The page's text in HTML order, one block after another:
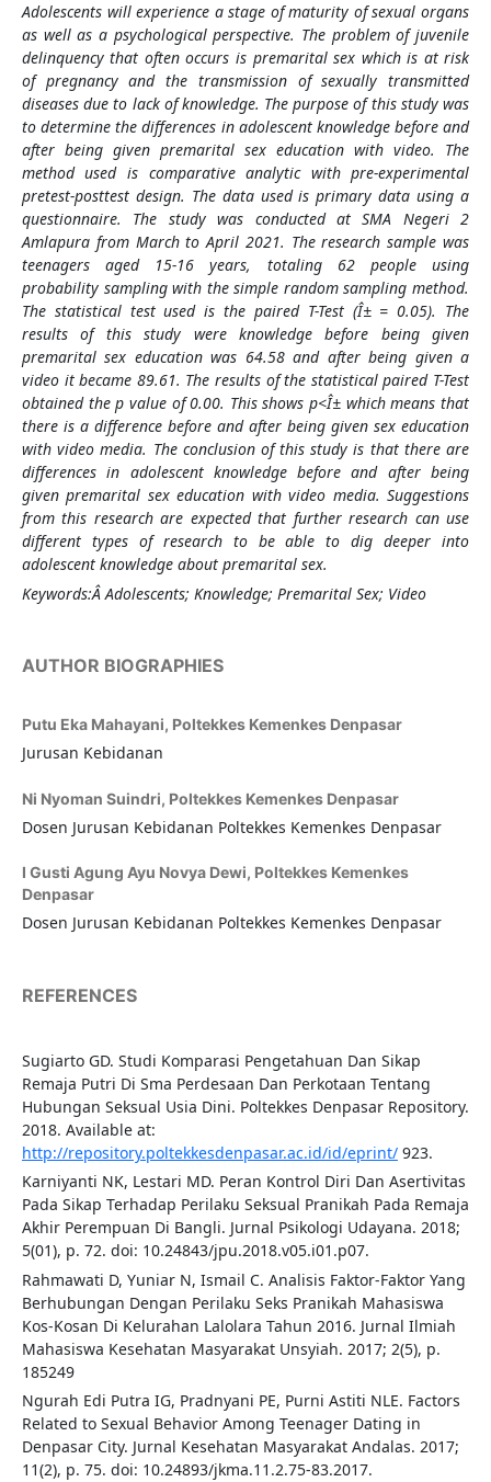
Adolescents will experience a stage of maturity of sexual organs
as well as a psychological perspective. The problem of juvenile
delinquency that often occurs is premarital sex which is at risk
of pregnancy and the transmission of sexually transmitted
diseases due to lack of knowledge. The purpose of this study was
to determine the differences in adolescent knowledge before and
after being given premarital sex education with video. The
method used is comparative analytic with pre-experimental
pretest-posttest design. The data used is primary data using a
questionnaire. The study was conducted at SMA Negeri 2
Amlapura from March to April 2021. The research sample was
teenagers aged 15-16 years, totaling 62 people using
probability sampling with the simple random sampling method.
The statistical test used is the paired T-Test (Î± = 0.05). The
results of this study were knowledge before being given
premarital sex education was 64.58 and after being given a
video it became 89.61. The results of the statistical paired T-Test
obtained the p value of 0.00. This shows p<Î± which means that
there is a difference before and after being given sex education
with video media. The conclusion of this study is that there are
differences in adolescent knowledge before and after being
given premarital sex education with video media. Suggestions
from this research are expected that further research can use
different types of research to be able to dig deeper into
adolescent knowledge about premarital sex.
Keywords:ÂAdolescents; Knowledge; Premarital Sex; Video
AUTHOR BIOGRAPHIES
Putu Eka Mahayani, Poltekkes Kemenkes Denpasar
Jurusan Kebidanan
Ni Nyoman Suindri, Poltekkes Kemenkes Denpasar
Dosen Jurusan Kebidanan Poltekkes Kemenkes Denpasar
I Gusti Agung Ayu Novya Dewi, Poltekkes Kemenkes
Denpasar
Dosen Jurusan Kebidanan Poltekkes Kemenkes Denpasar
REFERENCES
Sugiarto GD. Studi Komparasi Pengetahuan Dan Sikap
Remaja Putri Di Sma Perdesaan Dan Perkotaan Tentang
Hubungan Seksual Usia Dini. Poltekkes Denpasar Repository.
2018. Available at:
http://repository.poltekkesdenpasar.ac.id/id/eprint/923.
Karniyanti NK, Lestari MD. Peran Kontrol Diri Dan Asertivitas
Pada Sikap Terhadap Perilaku Seksual Pranikah Pada Remaja
Akhir Perempuan Di Bangli. Jurnal Psikologi Udayana. 2018;
5(01), p. 72. doi: 10.24843/jpu.2018.v05.i01.p07.
Rahmawati D, Yuniar N, Ismail C. Analisis Faktor-Faktor Yang
Berhubungan Dengan Perilaku Seks Pranikah Mahasiswa
Kos-Kosan Di Kelurahan Lalolara Tahun 2016. Jurnal Ilmiah
Mahasiswa Kesehatan Masyarakat Unsyiah. 2017; 2(5), p.
185249
Ngurah Edi Putra IG, Pradnyani PE, Purni Astiti NLE. Factors
Related to Sexual Behavior Among Teenager Dating in
Denpasar City. Jurnal Kesehatan Masyarakat Andalas. 2017;
11(2), p. 75. doi: 10.24893/jkma.11.2.75-83.2017.